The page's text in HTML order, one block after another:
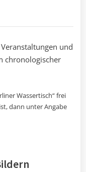
und
chronologischer
Wassertisch“ frei
dann unter Angabe